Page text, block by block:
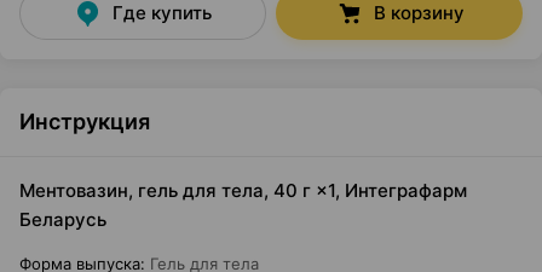
Где купить В корзину
Инструкция
Ментовазин, гель для тела, 40 г ×1, Интеграфарм
Беларусь
Форма выпуска: Гель для тела